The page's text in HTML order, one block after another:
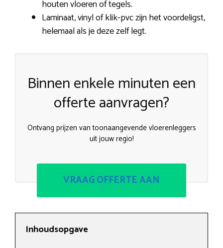
houten vloeren of tegels.
Laminaat, vinyl of klik-pvc zijn het voordeligst,
helemaal als je deze zelf legt.
Binnen enkele minuten een
offerte aanvragen?
Ontvang prijzen van toonaangevende vloerenleggers
uit jouw regio!
VRAAG OFFERTE AAN
Inhoudsopgave